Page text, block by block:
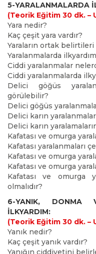
5-YARALANMALARDA
(Teorik Eğitim 30 dk. –
Yara nedir?
Kaç çeşit yara vardır?
Yaraların ortak
Yaralanmalarda
Ciddi yaralanmalar
Ciddi yaralanmalarda
Delici göğüs
görülebilir?
Delici göğüs
Delici karın
Delici karın
Kafatası ve omurga
Kafatası yaralanmaları
Kafatası ve omurga
Kafatası ve omurga
Kafatası ve omurga
olmalıdır?
6-YANIK, DONMA
İLKYARDIM:
(Teorik Eğitim 30 dk. –
Yanık nedir?
Kaç çeşit yanık vardır?
Yanığın ciddiyetini